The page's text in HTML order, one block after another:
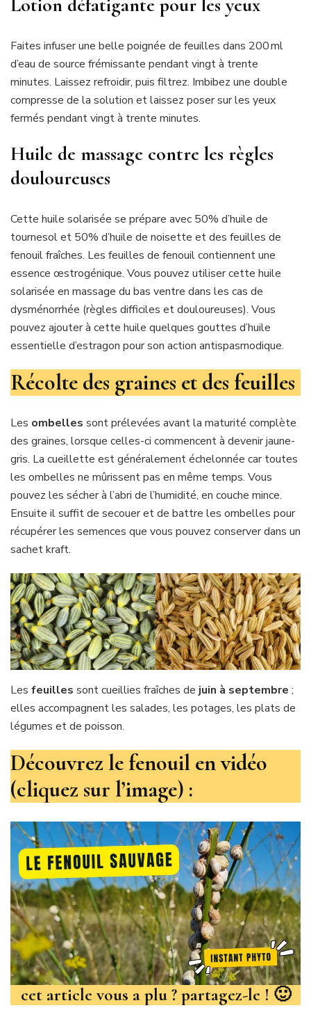
Faites infuser une belle poignée de feuilles dans 200 ml
d’eau de source frémissante pendant vingt à trente
minutes. Laissez refroidir, puis filtrez. Imbibez une double
compresse de la solution et laissez poser sur les yeux
fermés pendant vingt à trente minutes.
Huile de massage contre les règles
douloureuses
Cette huile solarisée se prépare avec 50% d’huile de
tournesol et 50% d’huile de noisette et des feuilles de
fenouil fraîches. Les feuilles de fenouil contiennent une
essence œstrogénique. Vous pouvez utiliser cette huile
solarisée en massage du bas ventre dans les cas de
dysménorrhée (règles difficiles et douloureuses). Vous
pouvez ajouter à cette huile quelques gouttes d’huile
essentielle d’estragon pour son action antispasmodique.
Récolte des graines et des feuilles
Les ombelles sont prélevées avant la maturité complète
des graines, lorsque celles-ci commencent à devenir jaune-
gris. La cueillette est généralement échelonnée car toutes
les ombelles ne mûrissent pas en même temps. Vous
pouvez les sécher à l’abri de ­l’humidité, en couche mince.
Ensuite il suffit de secouer et de battre les ombelles pour
récupérer les semences que vous pouvez conserver dans un
sachet kraft.
Les feuilles sont cueillies fraîches dejuin à septembre ;
elles accompagnent les salades, les potages, les plats de
légumes et de poisson.
Découvrez le fenouil en vidéo
(cliquez sur l’image) :
cet article vous a plu ? partagez-le ! 🙂